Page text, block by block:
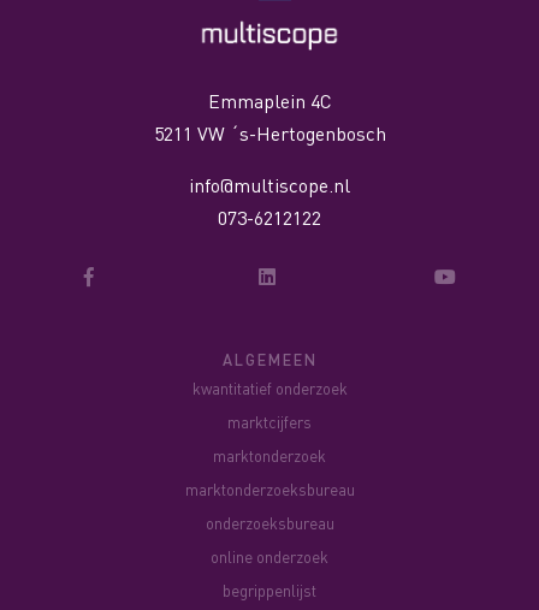
Emmaplein 4C
5211 VW ´s-Hertogenbosch
info@multiscope.nl
073-6212122
ALGEMEEN
kwantitatief onderzoek
marktcijfers
marktonderzoek
marktonderzoeksbureau
onderzoeksbureau
online onderzoek
begrippenlijst